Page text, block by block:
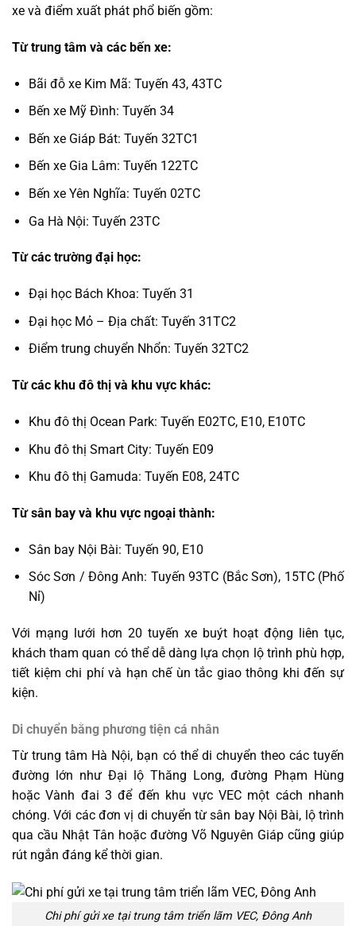
xe và điểm xuất phát phổ biến gồm:
Từ trung tâm và các bến xe:
Bãi đỗ xe Kim Mã: Tuyến 43, 43TC
Bến xe Mỹ Đình: Tuyến 34
Bến xe Giáp Bát: Tuyến 32TC1
Bến xe Gia Lâm: Tuyến 122TC
Bến xe Yên Nghĩa: Tuyến 02TC
Ga Hà Nội: Tuyến 23TC
Từ các trường đại học:
Đại học Bách Khoa: Tuyến 31
Đại học Mỏ – Địa chất: Tuyến 31TC2
Điểm trung chuyển Nhổn: Tuyến 32TC2
Từ các khu đô thị và khu vực khác:
Khu đô thị Ocean Park: Tuyến E02TC, E10, E10TC
Khu đô thị Smart City: Tuyến E09
Khu đô thị Gamuda: Tuyến E08, 24TC
Từ sân bay và khu vực ngoại thành:
Sân bay Nội Bài: Tuyến 90, E10
Sóc Sơn / Đông Anh: Tuyến 93TC (Bắc Sơn), 15TC (Phố
Nỉ)
Với mạng lưới hơn 20 tuyến xe buýt hoạt động liên tục,
khách tham quan có thể dễ dàng lựa chọn lộ trình phù hợp,
tiết kiệm chi phí và hạn chế ùn tắc giao thông khi đến sự
kiện.
Di chuyển bằng phương tiện cá nhân
Từ trung tâm Hà Nội, bạn có thể di chuyển theo các tuyến
đường lớn như Đại lộ Thăng Long, đường Phạm Hùng
hoặc Vành đai 3 để đến khu vực VEC một cách nhanh
chóng. Với các đơn vị di chuyển từ sân bay Nội Bài, lộ trình
qua cầu Nhật Tân hoặc đường Võ Nguyên Giáp cũng giúp
rút ngắn đáng kể thời gian.
Chi phí gửi xe tại trung tâm triển lãm VEC, Đông Anh